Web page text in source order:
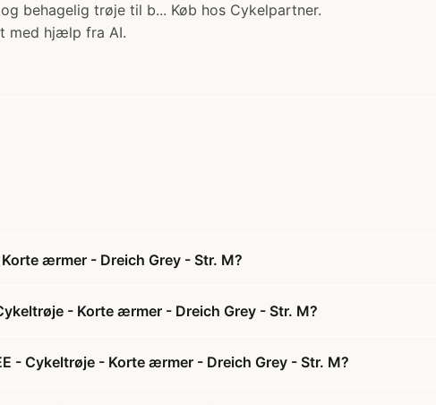
behagelig trøje til b... Køb hos Cykelpartner.
med hjælp fra AI.
ærmer - Dreich Grey - Str. M?
- Korte ærmer - Dreich Grey - Str. M?
- Cykeltrøje - Korte ærmer - Dreich Grey - Str. M?